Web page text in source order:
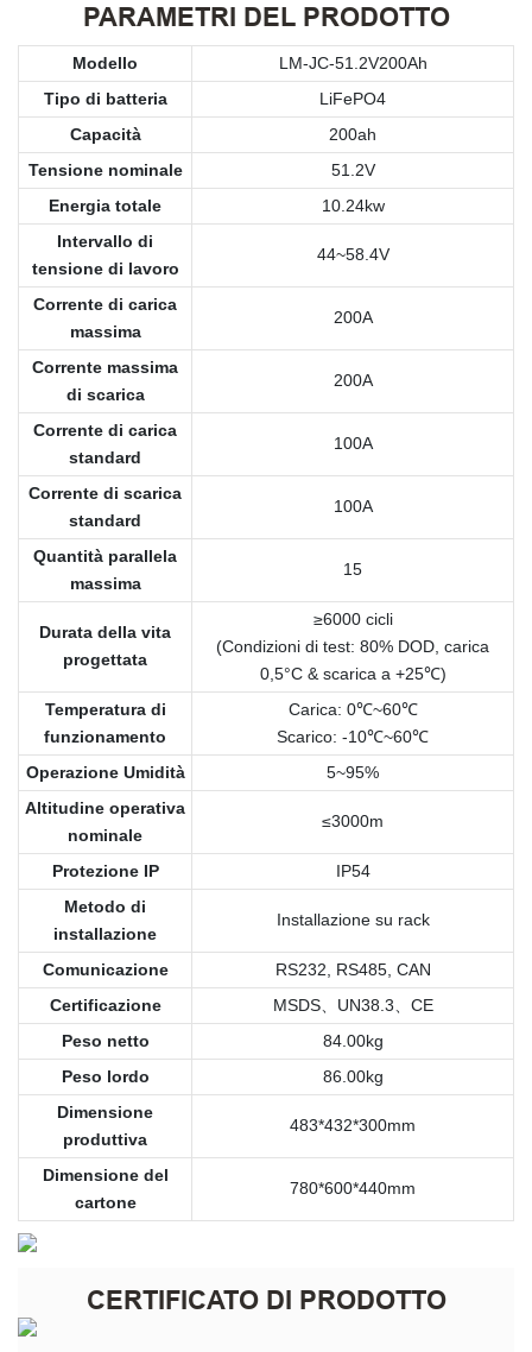
PARAMETRI DEL PRODOTTO
Modello
LM-JC-51.2V200Ah
Tipo di batteria
LiFePO4
Capacità
200ah
Tensione nominale
51.2V
Energia totale
10.24kw
Intervallo di
tensione di lavoro
44~58.4V
Corrente di carica
massima
200A
Corrente massima
di scarica
200A
Corrente di carica
standard
100A
Corrente di scarica
standard
100A
Quantità parallela
massima
15
Durata della vita
progettata
≥6000 cicli
(Condizioni di test: 80% DOD, carica
0,5°C & scarica a +25℃)
Temperatura di
funzionamento
Carica: 0℃~60℃
Scarico: -10℃~60℃
Operazione Umidità
5~95%
Altitudine operativa
nominale
≤3000m
Protezione IP
IP54
Metodo di
installazione
Installazione su rack
Comunicazione
RS232, RS485, CAN
Certificazione
MSDS、UN38.3、CE
Peso netto
84.00kg
Peso lordo
86.00kg
Dimensione
produttiva
483*432*300mm
Dimensione del
cartone
780*600*440mm
CERTIFICATO DI PRODOTTO